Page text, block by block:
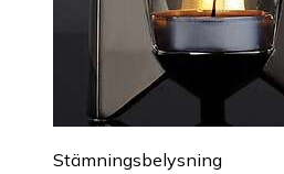
Stämningsbelysning